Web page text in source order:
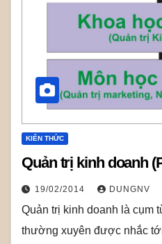
KIẾN THỨC
Quản trị kinh doanh
19/02/2014 DUNGNV
Quản trị kinh doanh là cụm
thường xuyên được nhắc